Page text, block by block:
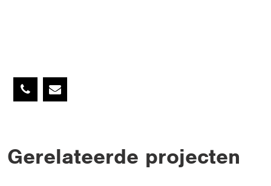
Gerelateerde projecten